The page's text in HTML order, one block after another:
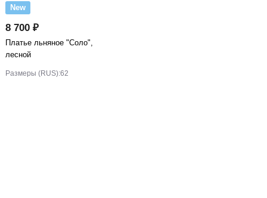
New
8 700 ₽
Платье льняное "Соло",
лесной
Размеры (RUS):62